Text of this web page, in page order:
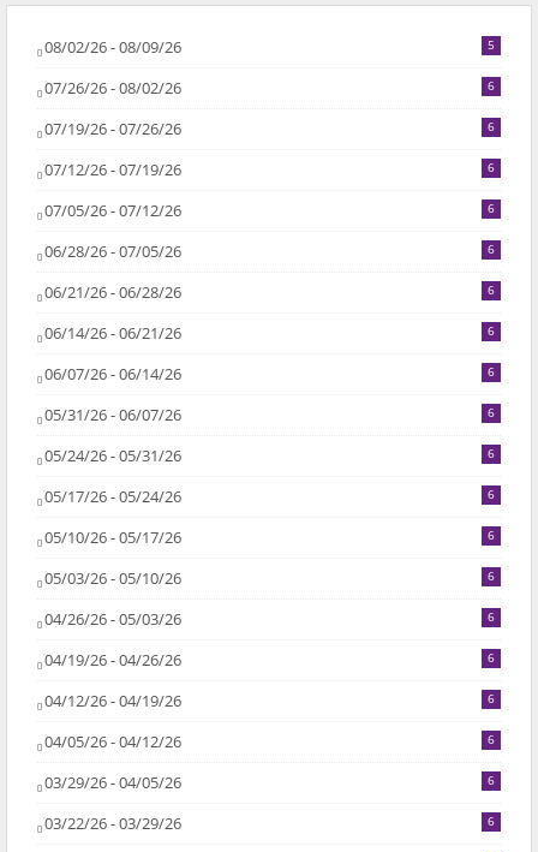
08/02/26 - 08/09/26 5
07/26/26 - 08/02/26 6
07/19/26 - 07/26/26 6
07/12/26 - 07/19/26 6
07/05/26 - 07/12/26 6
06/28/26 - 07/05/26 6
06/21/26 - 06/28/26 6
06/14/26 - 06/21/26 6
06/07/26 - 06/14/26 6
05/31/26 - 06/07/26 6
05/24/26 - 05/31/26 6
05/17/26 - 05/24/26 6
05/10/26 - 05/17/26 6
05/03/26 - 05/10/26 6
04/26/26 - 05/03/26 6
04/19/26 - 04/26/26 6
04/12/26 - 04/19/26 6
04/05/26 - 04/12/26 6
03/29/26 - 04/05/26 6
03/22/26 - 03/29/26 6